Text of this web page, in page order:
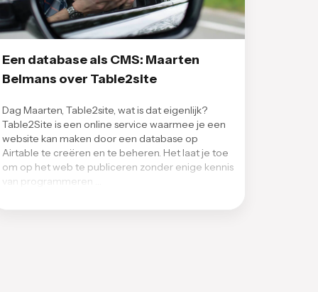
Een database als CMS: Maarten
Belmans over Table2site
Dag Maarten, Table2site, wat is dat eigenlijk?
Table2Site is een online service waarmee je een
website kan maken door een database op
Airtable te creëren en te beheren. Het laat je toe
om op het web te publiceren zonder enige kennis
van programmeren …